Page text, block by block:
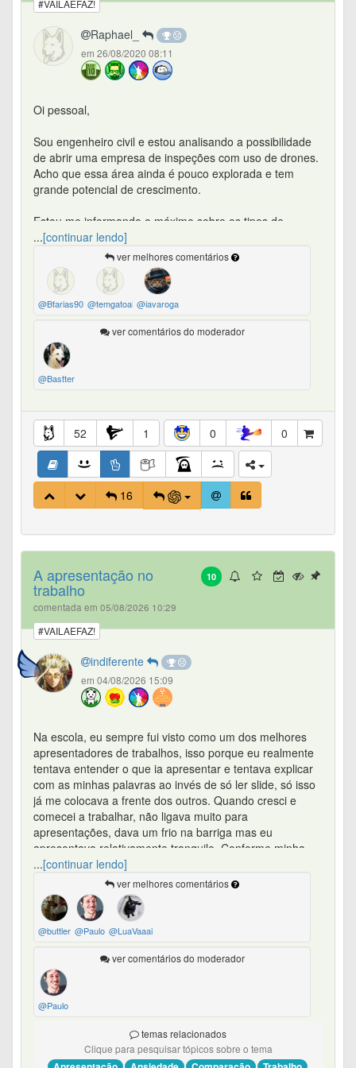
#VAILAEFAZ!
Raphael_
em 26/08/2020 08:11
Oi pessoal,
Sou engenheiro civil e estou analisando a possibilidade
de abrir uma empresa de inspeções com uso de drones.
Acho que essa área ainda é pouco explorada e tem
grande potencial de crescimento.
Estou me informando o máximo sobre os tipos de
drones, câmeras, sensores, acessórios, órgãos
reguladores, cursos e tudo mais.
Gostaria de saber se alguém aqui atua nessa área ou
trabalha em alguma empresa que já contratou esse tipo
Obrigado.
...[continuar lendo]
ver melhores comentários
@Bfarias90 @temgatoai @iavaroga
ver comentários do moderador
@Bastter
52 1 0 0
16
10
A apresentação no
trabalho
comentada em 05/08/2026 10:29
#VAILAEFAZ!
indiferente
em 04/08/2026 15:09
Na escola, eu sempre fui visto como um dos melhores
apresentadores de trabalhos, isso porque eu realmente
tentava entender o que ia apresentar e tentava explicar
com as minhas palavras ao invés de só ler slide, só isso
já me colocava a frente dos outros. Quando cresci e
comecei a trabalhar, não ligava muito para
apresentações, dava um frio na barriga mas eu
apresentava relativamente tranquilo. Conforme minha
senioridade no trabalho foi crescendo, comecei a me
comparar com outras pessoas que apresentavam bem
melhor que eu, comecei a ver que eu falava muitos
vícios de linguagem e que a minha mensagem não era
"limpa" o suficiente e como eu agora não era mais
o bastante e eu queria mais. A partir dai eu comecei a
decorar minhas apresentações fala por fala, coisa que
eu não fazia antes, agora tentava não errar nenhuma
letra, isso começou a me gerar uma ansiedade enorme,
algumas vezes, a partir dai comecei a ficar com medo de
que esse pânico ia me dominar e eu ficaria sem ar em
...[continuar lendo]
ver melhores comentários
@buttler @Paulo @LuaVaaai
ver comentários do moderador
@Paulo
temas relacionados
Clique para pesquisar tópicos sobre o tema